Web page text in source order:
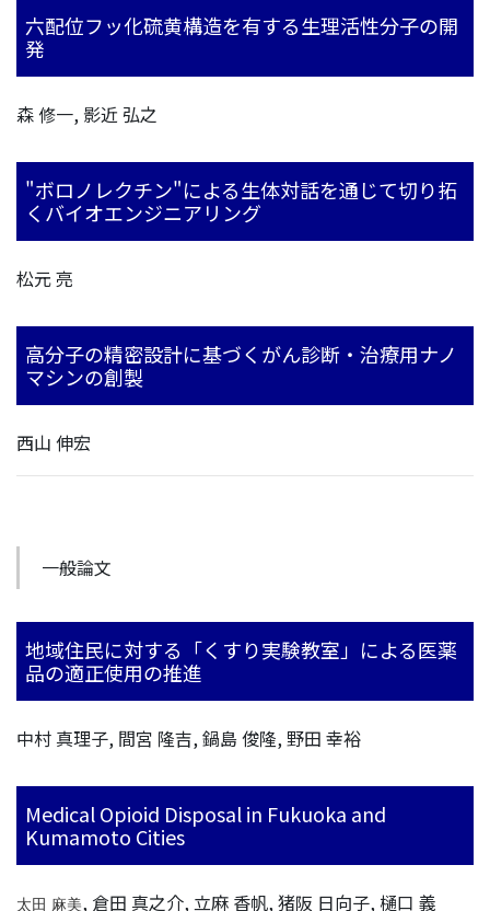
六配位フッ化硫黄構造を有する生理活性分子の開
発
森 修一, 影近 弘之
"ボロノレクチン"による生体対話を通じて切り拓
くバイオエンジニアリング
松元 亮
高分子の精密設計に基づくがん診断・治療用ナノ
マシンの創製
西山 伸宏
一般論文
地域住民に対する「くすり実験教室」による医薬
品の適正使用の推進
中村 真理子, 間宮 隆吉, 鍋島 俊隆, 野田 幸裕
Medical Opioid Disposal in Fukuoka and
Kumamoto Cities
太田 麻美, 倉田 真之介, 立麻 香帆, 猪阪 日向子, 樋口 義